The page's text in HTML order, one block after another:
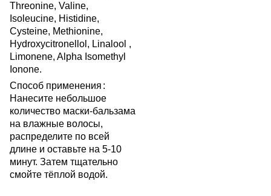
Threonine, Valine,
Isoleucine, Histidine,
Cysteine, Methionine,
Hydroxycitronellol, Linalool ,
Limonene, Alpha Isomethyl
Ionone.
Способ применения :
Нанесите небольшое
количество маски-бальзама
на влажные волосы,
распределите по всей
длине и оставьте на 5-10
минут. Затем тщательно
смойте тёплой водой.